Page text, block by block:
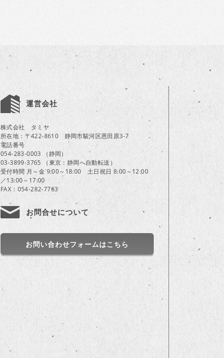
運営会社
株式会社 タミヤ
所在地：〒422-8610 静岡市駿河区恩田原3-7
電話番号
054-283-0003 （静岡）
03-3899-3765 （東京：静岡へ自動転送）
受付時間 月～金 9:00～18:00 土日祝日 8:00～12:00
／13:00～17:00
FAX：054-282-7763
お問合せについて
お問い合わせフォームはこちら